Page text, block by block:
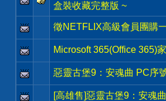
盒裝收藏完整版 ~
徵NETFLIX高級會員團購
Microsoft 365(Office 365)
惡靈古堡9：安魂曲 PC序
[高雄售]惡靈古堡9：安魂